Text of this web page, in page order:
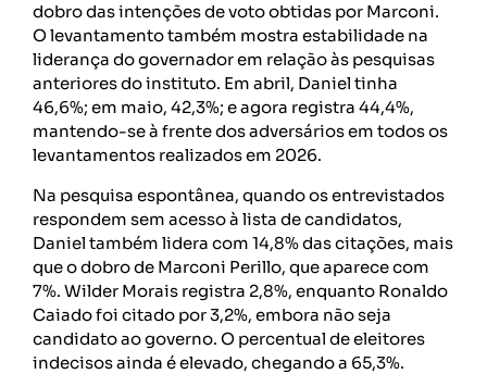
dobro das intenções de voto obtidas por Marconi.
O levantamento também mostra estabilidade na
liderança do governador em relação às pesquisas
anteriores do instituto. Em abril, Daniel tinha
46,6%; em maio, 42,3%; e agora registra 44,4%,
mantendo-se à frente dos adversários em todos os
levantamentos realizados em 2026.
Na pesquisa espontânea, quando os entrevistados
respondem sem acesso à lista de candidatos,
Daniel também lidera com 14,8% das citações, mais
que o dobro de Marconi Perillo, que aparece com
7%. Wilder Morais registra 2,8%, enquanto Ronaldo
Caiado foi citado por 3,2%, embora não seja
candidato ao governo. O percentual de eleitores
indecisos ainda é elevado, chegando a 65,3%.